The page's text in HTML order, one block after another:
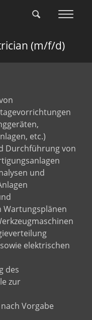
(m/f/d)
etc.)
Durchführung von
und
Wartungsplänen
elektrischen
des
zur
Vorgabe